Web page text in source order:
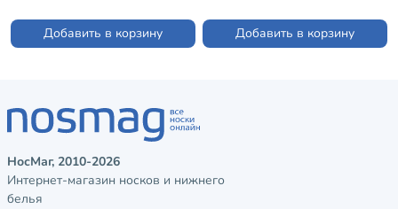
Добавить в корзину Добавить в корзину
НосМаг, 2010-2026
Интернет-магазин носков и нижнего
белья